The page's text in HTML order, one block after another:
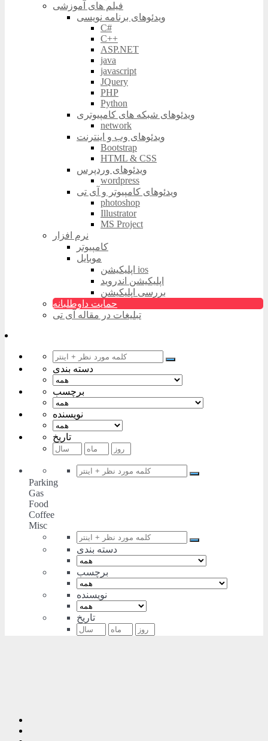
فیلم های آموزشی
ویدئوهای برنامه نویسی
C#
C++
ASP.NET
java
javascript
JQuery
PHP
Python
ویدئوهای شبکه های کامپیوتری
network
ویدئوهای وب و اینترنت
Bootstrap
HTML & CSS
ویدئوهای وردپرس
wordpress
ویدئوهای کامپیوتر و آی تی
photoshop
Illustrator
MS Project
نرم افزار
کامپیوتر
موبایل
اپلیکیشن ios
اپلیکیشن اندروید
بررسی اپلیکیشن
حمایت داوطلبانه
تبلیغات در مقاله آی تی
دسته بندی
برچسب
نویسنده
تاریخ
Parking
Gas
Food
Coffee
Misc
دسته بندی
برچسب
نویسنده
تاریخ